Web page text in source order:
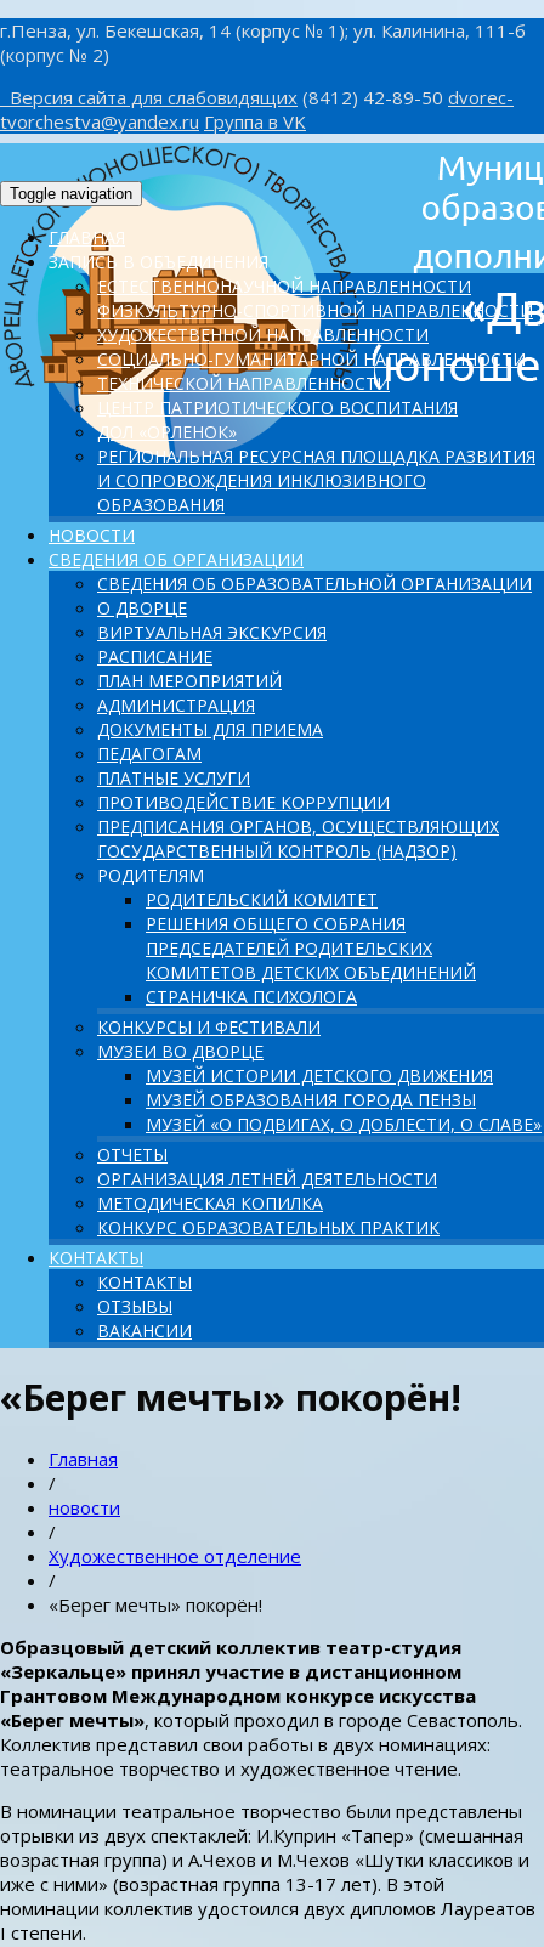
г.Пенза, ул. Бекешская, 14 (корпус № 1); ул. Калинина, 111-б
(корпус № 2)
Версия сайта для слабовидящих (8412) 42-89-50 dvorec-
tvorchestva@yandex.ru Группа в VK
Toggle navigation
ГЛАВНАЯ
ЗАПИСЬ В ОБЪЕДИНЕНИЯ
ЕСТЕСТВЕННОНАУЧНОЙ НАПРАВЛЕННОСТИ
ФИЗКУЛЬТУРНО-СПОРТИВНОЙ НАПРАВЛЕННОСТИ
ХУДОЖЕСТВЕННОЙ НАПРАВЛЕННОСТИ
СОЦИАЛЬНО-ГУМАНИТАРНОЙ НАПРАВЛЕННОСТИ
ТЕХНИЧЕСКОЙ НАПРАВЛЕННОСТИ
ЦЕНТР ПАТРИОТИЧЕСКОГО ВОСПИТАНИЯ
ДОЛ «ОРЛЕНОК»
PЕГИОНАЛЬНАЯ РЕСУРСНАЯ ПЛОЩАДКА РАЗВИТИЯ
И СОПРОВОЖДЕНИЯ ИНКЛЮЗИВНОГО
ОБРАЗОВАНИЯ
НОВОСТИ
СВЕДЕНИЯ ОБ ОРГАНИЗАЦИИ
СВЕДЕНИЯ ОБ ОБРАЗОВАТЕЛЬНОЙ ОРГАНИЗАЦИИ
О ДВОРЦЕ
ВИРТУАЛЬНАЯ ЭКСКУРСИЯ
РАСПИСАНИЕ
ПЛАН МЕРОПРИЯТИЙ
АДМИНИСТРАЦИЯ
ДОКУМЕНТЫ ДЛЯ ПРИЕМА
ПЕДАГОГАМ
ПЛАТНЫЕ УСЛУГИ
ПРОТИВОДЕЙСТВИЕ КОРРУПЦИИ
ПРЕДПИСАНИЯ ОРГАНОВ, ОСУЩЕСТВЛЯЮЩИХ
ГОСУДАРСТВЕННЫЙ КОНТРОЛЬ (НАДЗОР)
РОДИТЕЛЯМ
РОДИТЕЛЬСКИЙ КОМИТЕТ
РЕШЕНИЯ ОБЩЕГО СОБРАНИЯ
ПРЕДСЕДАТЕЛЕЙ РОДИТЕЛЬСКИХ
КОМИТЕТОВ ДЕТСКИХ ОБЪЕДИНЕНИЙ
СТРАНИЧКА ПСИХОЛОГА
КОНКУРСЫ И ФЕСТИВАЛИ
МУЗЕИ ВО ДВОРЦЕ
МУЗЕЙ ИСТОРИИ ДЕТСКОГО ДВИЖЕНИЯ
МУЗЕЙ ОБРАЗОВАНИЯ ГОРОДА ПЕНЗЫ
МУЗЕЙ «О ПОДВИГАХ, О ДОБЛЕСТИ, О СЛАВЕ»
ОТЧЕТЫ
ОРГАНИЗАЦИЯ ЛЕТНЕЙ ДЕЯТЕЛЬНОСТИ
МЕТОДИЧЕСКАЯ КОПИЛКА
КОНКУРС ОБРАЗОВАТЕЛЬНЫХ ПРАКТИК
КОНТАКТЫ
КОНТАКТЫ
ОТЗЫВЫ
ВАКАНСИИ
«Берег мечты» покорён!
Главная
/
новости
/
Художественное отделение
/
«Берег мечты» покорён!
Образцовый детский коллектив театр-студия
«Зеркальце» принял участие в дистанционном
Грантовом Международном конкурсе искусства
«Берег мечты», который проходил в городе Севастополь.
Коллектив представил свои работы в двух номинациях:
театральное творчество и художественное чтение.
В номинации театральное творчество были представлены
отрывки из двух спектаклей: И.Куприн «Тапер» (смешанная
возрастная группа) и А.Чехов и М.Чехов «Шутки классиков и
иже с ними» (возрастная группа 13-17 лет). В этой
номинации коллектив удостоился двух дипломов Лауреатов
I степени.